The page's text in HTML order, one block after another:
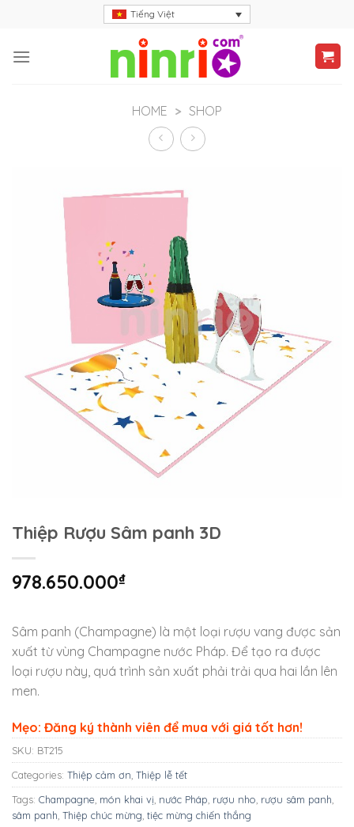
content
Tiếng Việt
HOME > SHOP
Thiệp Rượu Sâm panh 3D
978.650.000₫
Sâm panh (Champagne) là một loại rượu vang được sản
xuất từ vùng Champagne nước Pháp. Để tạo ra được
loại rượu này, quá trình sản xuất phải trải qua hai lần lên
men.
Mẹo: Đăng ký thành viên để mua với giá tốt hơn!
SKU: BT215
Categories: Thiệp cảm ơn Thiệp lễ tết
Tags: Champagne món khai vị nước Pháp rượu nho rượu sâm panh
sâm panh Thiệp chúc mừng tiệc mừng chiến thắng